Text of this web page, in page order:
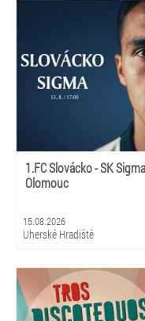
1.FC Slovácko - SK Sigma
Olomouc
15.08.2026
Uherské Hradiště